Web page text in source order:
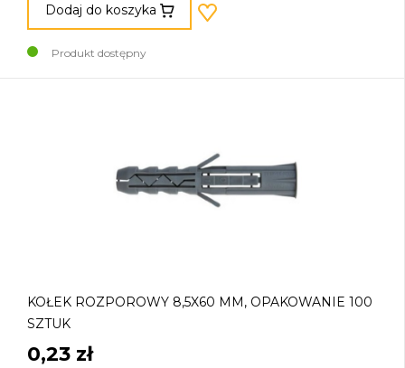
Dodaj do koszyka
Produkt dostępny
KOŁEK ROZPOROWY 8,5X60 MM, OPAKOWANIE 100
SZTUK
0,23 zł